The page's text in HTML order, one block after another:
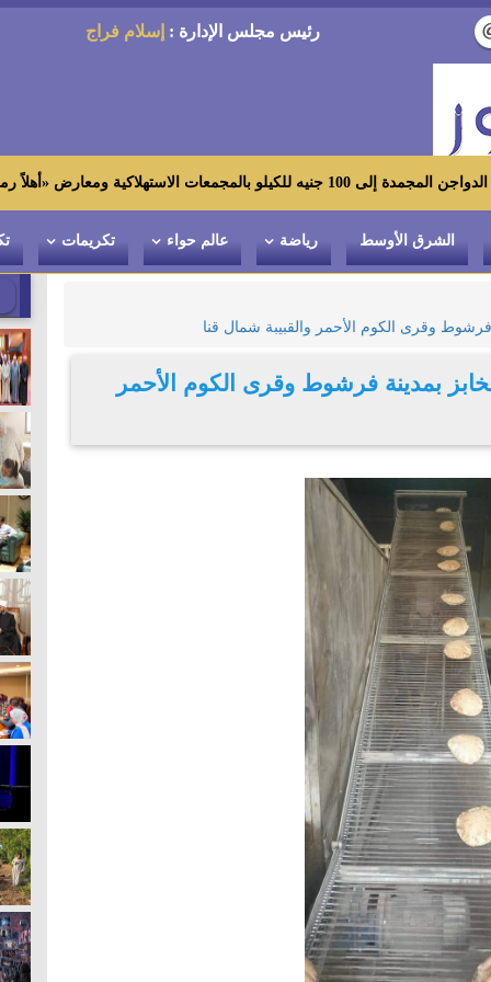
رئيس مجلس الإدارة : إسلام فراج
«أهلاً رمضان»
الشرق الأوسط رياضة عالم حواء تكريمات
وقرى الكوم الأحمر والقبيبة شمال قنا
بمدينة فرشوط وقرى الكوم الأحمر